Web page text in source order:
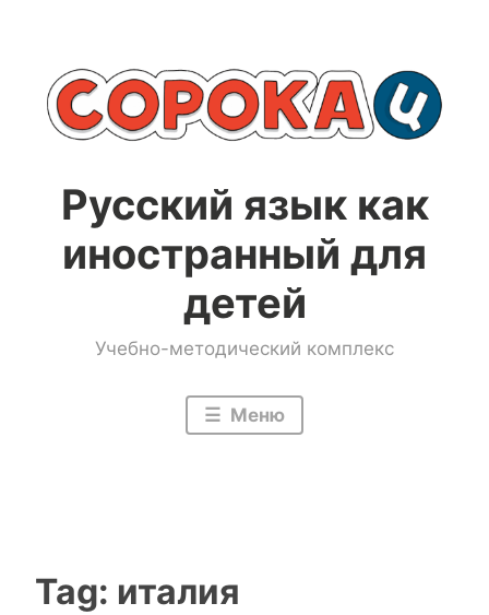
содержимому
Русский язык как
иностранный для
детей
Учебно-методический комплекс
Меню
Tag: италия